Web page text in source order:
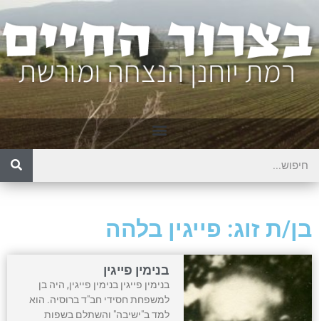
בן/ת זוג: פייגין בלהה
בנימין פייגין
בנימין פייגין בנימין פייגין, היה בן
למשפחת חסידי חב"ד ברוסיה. הוא
למד ב"ישיבה" והשתלם בשפות